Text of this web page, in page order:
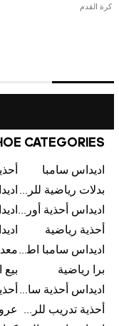
كرة القدم
CATEGORIES
اديداس سامبا
بدلات رياضية للرجال
اديداس أحذية أورجينالز
أحذية رياضية
اديداس سامبا اطفال
برا رياضية
بيع
اديداس أحذية سامبا للنساء
أحذية تدريب للرجال